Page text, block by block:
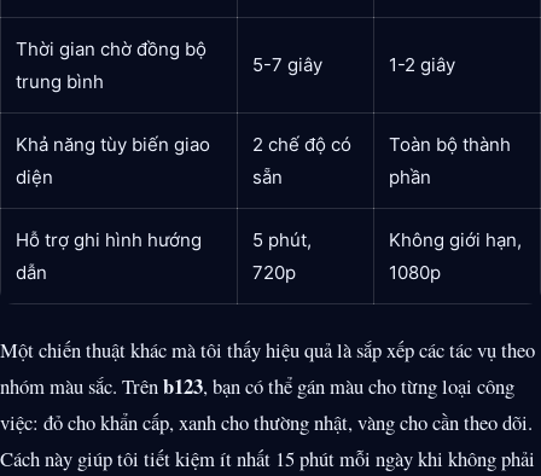
Thời gian chờ đồng bộ
trung bình
5-7 giây 1-2 giây
Khả năng tùy biến giao
diện
2 chế độ có
sẵn
Toàn bộ thành
phần
Hỗ trợ ghi hình hướng
dẫn
5 phút,
720p
Không giới hạn,
1080p
Một chiến thuật khác mà tôi thấy hiệu quả là sắp xếp các tác vụ theo
nhóm màu sắc. Trên b123, bạn có thể gán màu cho từng loại công
việc: đỏ cho khẩn cấp, xanh cho thường nhật, vàng cho cần theo dõi.
Cách này giúp tôi tiết kiệm ít nhất 15 phút mỗi ngày khi không phải